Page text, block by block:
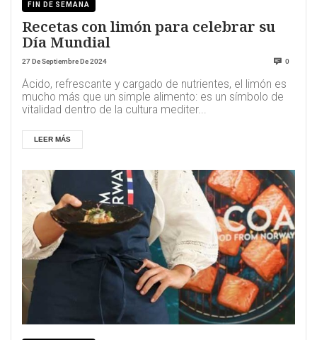
FIN DE SEMANA
Recetas con limón para celebrar su
Día Mundial
27 De Septiembre De 2024 0
Ácido, refrescante y cargado de nutrientes, el limón es
mucho más que un simple alimento: es un símbolo de
vitalidad dentro de la cultura mediter...
LEER MÁS